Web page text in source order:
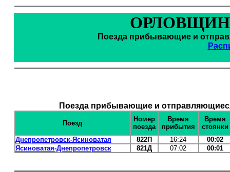
Поезда прибывающие и
Поезда прибывающие и
Поезд
Номер
поезда
Время
прибытия
Время
стоянки
Днепропетровск-Ясиноватая
822П 16:24
00:02
Ясиноватая-Днепропетровск
821Д 07:02 00:01